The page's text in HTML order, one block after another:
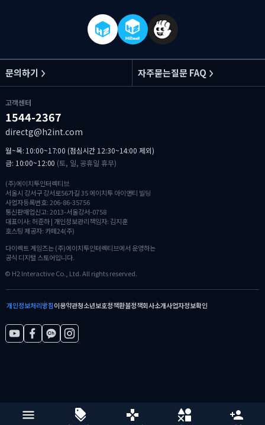
문의하기 자주묻는질문 FAQ
고객센터
1544-2367
directg@h2int.com
월~목: 10:00~17:00 (점심시간 12:30~14:00 제외)
금: 10:00~12:00 (토, 일, 공휴일 휴무)
(주)에이치투인터렉티브
서울시 강서구 강서로56가길 35 에이치투 아이앤티 빌딩
사업자등록번호: 206-86-35756
통신판매업신고: 2013-서울강서-0758
대표이사: 허준하 | 개인정보관리책임자: 김지훈
호스팅 제공자: 카페24(주)
다이렉트 게임즈는 (주)에이치투인터렉티브에서 운영하는
공식 디지털 스토어입니다.
© H2 Interactive Co., Ltd. All rights reserved.
개인정보처리방침이용약관청소년보호정책환불정책회사소개사업자정보확인